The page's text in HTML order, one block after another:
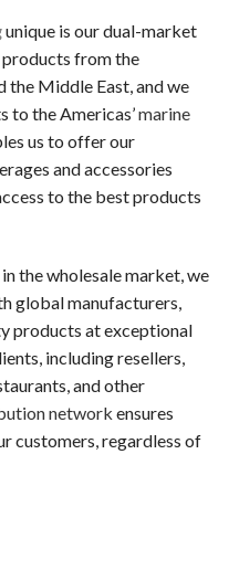
unique is our dual-market
from the
the Middle East, and we
to the Americas’marine
us to offer our
and accessories
to the best products
the wholesale market, we
global manufacturers,
products at exceptional
including resellers,
and other
network ensures
customers, regardless of
は、いろいろなボーナス
らえるボーナスです。
典）
ボーナスです。チャー
ってくるオファーです
向けのスペシャルボー
ミス